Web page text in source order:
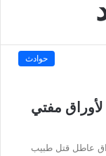
حوادث
مفتي
عاطل قتل طبيب